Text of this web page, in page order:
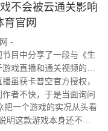
不会被云通关影响
育官网
-
目中分享了一段与《生
戏直播和通关视频的看
虽获卡普空官方授权，
者不快，于是当面询问
一个游戏的实况从头看
明这款游戏本身还不够